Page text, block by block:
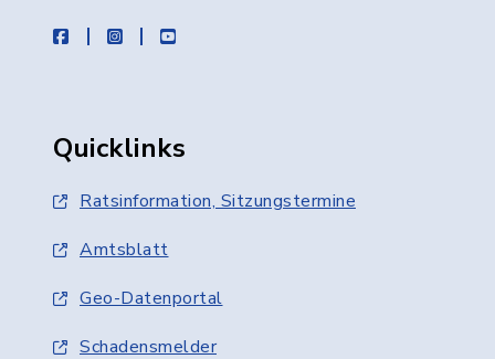
facebookinstagramyoutube
Quicklinks
Ratsinformation, Sitzungstermine
Amtsblatt
Geo-Datenportal
Schadensmelder